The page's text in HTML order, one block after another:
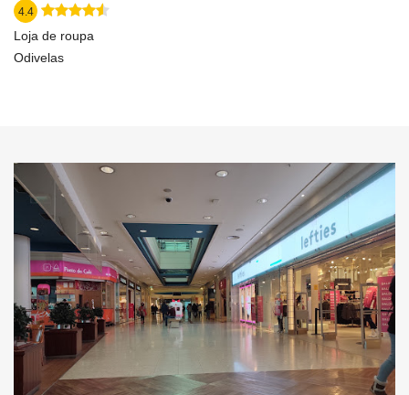
4.4
Loja de roupa
Odivelas